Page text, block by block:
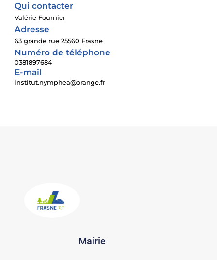
Qui contacter
Valérie Fournier
Adresse
63 grande rue 25560 Frasne
Numéro de téléphone
0381897684
E-mail
institut.nymphea@orange.fr
Mairie